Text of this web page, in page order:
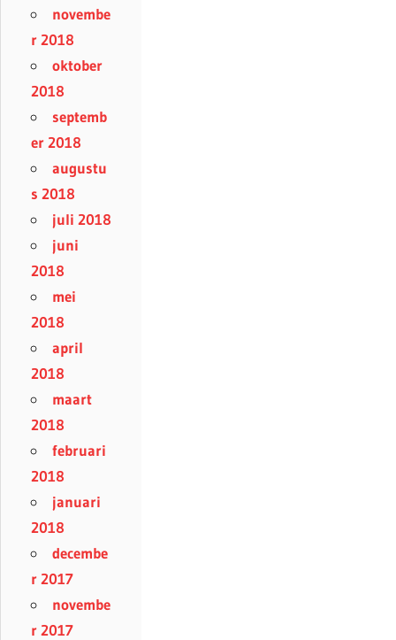
novembe
r 2018
oktober
2018
septemb
er 2018
augustu
s 2018
juli 2018
juni
2018
mei
2018
april
2018
maart
2018
februari
2018
januari
2018
decembe
r 2017
novembe
r 2017